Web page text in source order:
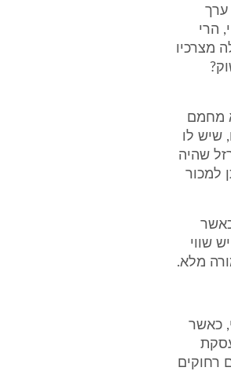
הרי
מצרכיו
מחמם
שיש לו
שהיה
למכור
שווי
מלא.
כאשר
רחוקים